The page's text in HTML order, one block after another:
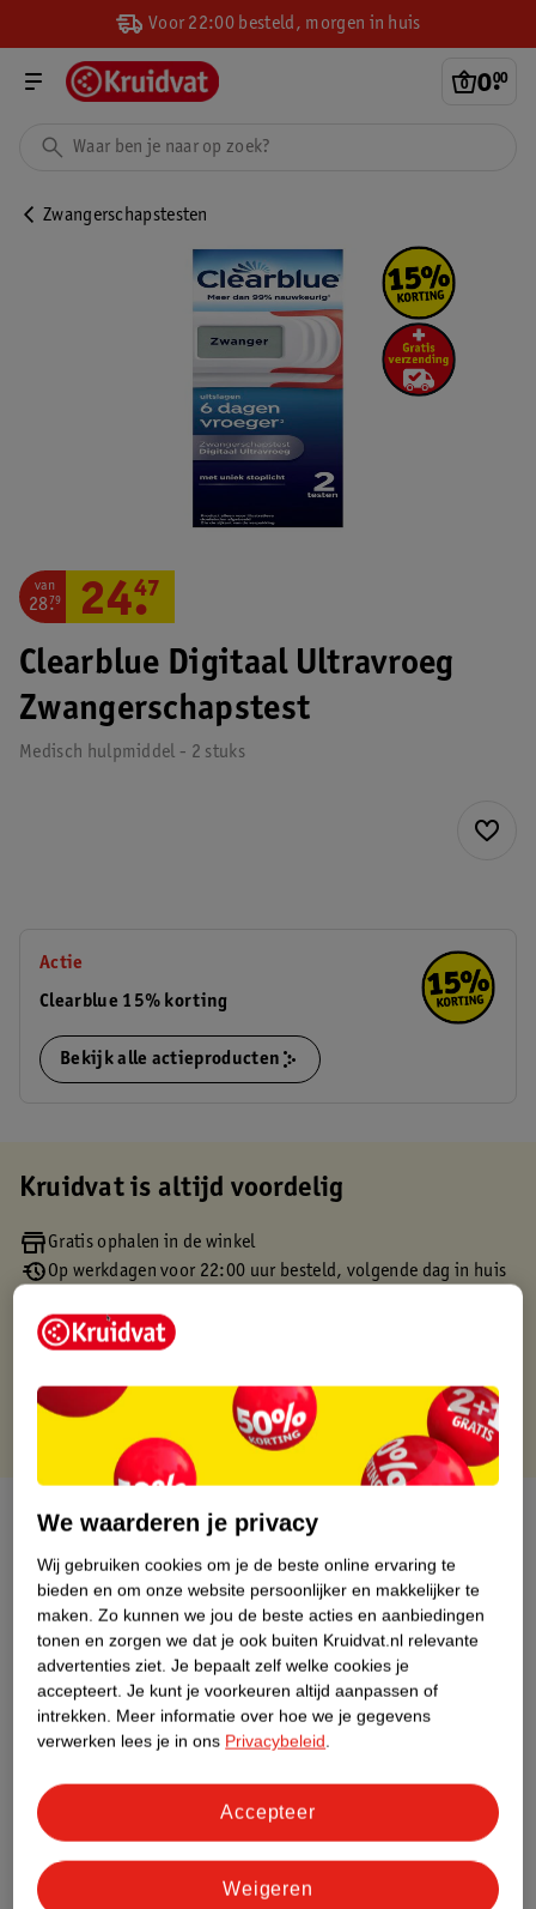
Voor 22:00 besteld, morgen in huis
0.
00
Zwangerschapstesten
Clearblue Digitaal Ultravroeg
Zwangerschapstest
Medisch hulpmiddel - 2 stuks
van
28.79 24.
47
Actie
Clearblue 15% korting
Bekijk alle actieproducten
Kruidvat is altijd voordelig
Gratis ophalen in de winkel
Op werkdagen voor 22:00 uur besteld, volgende dag in huis
Gratis retourneren binnen 30 dagen
Over dit product
Productinformatie
Etiketinformatie
Nature Impact Score
Dit product heeft (nog) geen Nature
Bestel & Bezorginformatie
We waarderen je privacy
Wij gebruiken cookies om je de beste online ervaring te
bieden en om onze website persoonlijker en makkelijker te
maken. Zo kunnen we jou de beste acties en aanbiedingen
tonen en zorgen we dat je ook buiten Kruidvat.nl relevante
advertenties ziet. Je bepaalt zelf welke cookies je
accepteert. Je kunt je voorkeuren altijd aanpassen of
intrekken. Meer informatie over hoe we je gegevens
verwerken lees je in ons Privacybeleid.
Weigeren
Accepteer